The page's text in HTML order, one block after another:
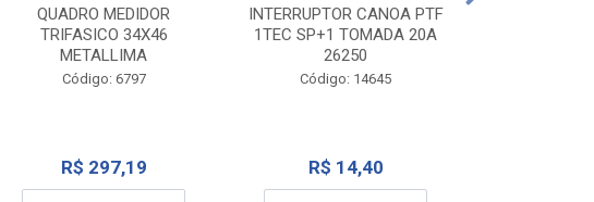
QUADRO MEDIDOR
TRIFASICO 34X46
METALLIMA
Código: 6797
R$ 297,19
INTERRUPTOR CANOA PTF
1TEC SP+1 TOMADA 20A
26250
Código: 14645
R$ 14,40